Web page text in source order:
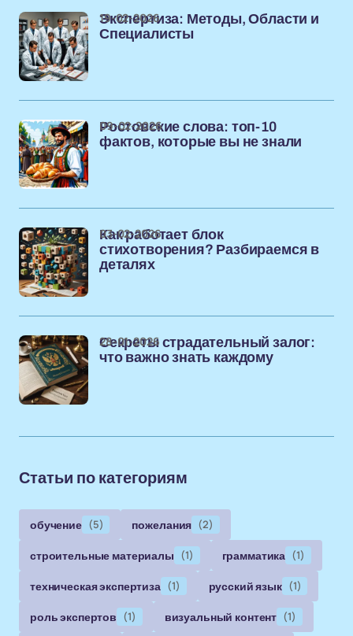
Экспертиза: Методы, Области и
Специалисты
19-02-2026
Ростовские слова: топ-10
фактов, которые вы не знали
09-02-2026
Как работает блок
стихотворения? Разбираемся в
деталях
03-02-2026
Секреты страдательный залог:
что важно знать каждому
28-01-2026
Статьи по категориям
обучение (5) пожелания (2)
строительные материалы (1) грамматика (1)
техническая экспертиза (1) русский язык (1)
роль экспертов (1) визуальный контент (1)